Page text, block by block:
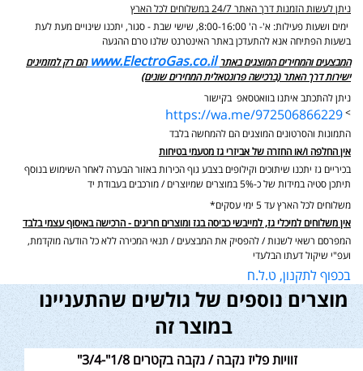
ניתן לעשות הזמנות דרך האתר 24/7 במשלוחים לכל הארץ
ימים ושעות פעילות: א'- ה' 8:00-16:00, שישי שבת - סגור,
יתכנו שינויים מעת לעת
בשעות הפתיחה אנא להתעדכן באתר האינטרנט שלנו טרם ההגעה
המבצעים והמחירים המוצגים באתר www.ElectroGas.co.il הם רק למזמינים
ישירות דרך האתר (ברכישה פרונטאלית המחירים שונים)
ניתן להתכתב איתנו בוואטסאפ בקישור
>
https://wa.me/972506866229
התמונות והסרטונים המוצגים הם להמחשה בלבד
אין החלפה ו/או החזרה של אביזרי גז מטעמי בטיחות
בכיריים גז יתכנו שיתוכים וקילופים בצבע גוף הכירות באזור הבערה לאחר השימוש בנוסף
תיתכן סטיה במידות של כ-5% במוצרים שמיוצרים / מורכבים בעבודת יד
משלוחים לכל הארץ עד 5 ימי עסקים*
אין משלוחים למיכלי גז, למייבשי כביסה בגז ומוצרים חריגים - הרכישה באיסוף עצמי בלבד
המפרסם רשאי לשנות / להפסיק את המבצעים / תנאי המכירה ללא כל הודעה מוקדמת,
ועפ"י שיקול דעתו הבלעדי
בכפוף לתקנון, ט.ל.ח
מוצרים נוספים של גולשים שהתעניינו
במוצר זה
זוויות פליז נקבה / נקבה בקטרים 1/8"-3/4"